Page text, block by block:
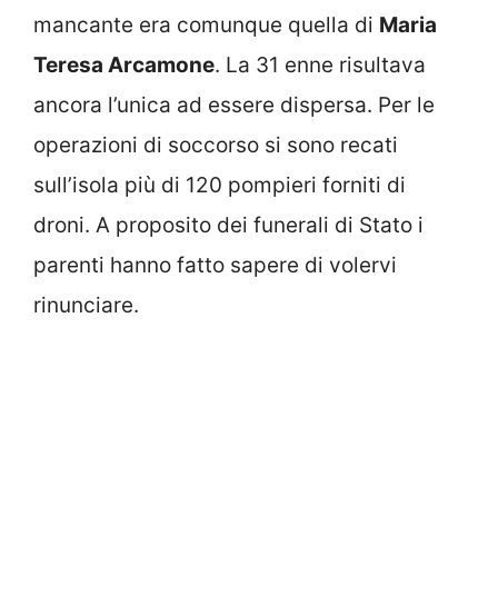
mancante era comunque quella di Maria
Teresa Arcamone. La 31 enne risultava
ancora l’unica ad essere dispersa. Per le
operazioni di soccorso si sono recati
sull’isola più di 120 pompieri forniti di
droni. A proposito dei funerali di Stato i
parenti hanno fatto sapere di volervi
rinunciare.